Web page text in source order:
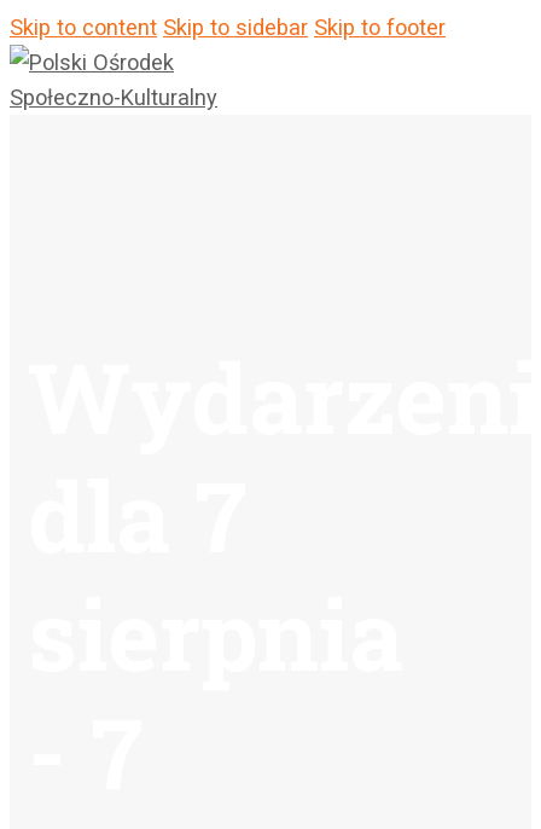
Skip to content Skip to sidebar Skip to footer